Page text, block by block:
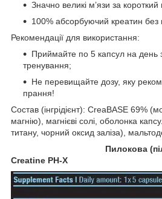
Значно великі м’язи за короткий
100% абсорбуючий креатин без
Рекомендації для використання:
Приймайте по 5 капсул на день
тренування;
Не перевищайте дозу, яку
прання!
Состав (інгрідієнт): CreaBASE 69%
магнію), магнієві солі, оболонка
титану, чорний оксид заліза),
Пилокова
Creatine PH-X